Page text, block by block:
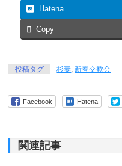
Hatena
Copy
投稿タグ 杉妻,新春交歓会
Facebook Hatena
関連記事